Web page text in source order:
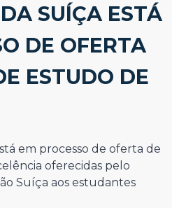
SUÍÇA ESTÁ
DE OFERTA
ESTUDO DE
em processo de oferta de
oferecidas pelo
Suíça aos estudantes